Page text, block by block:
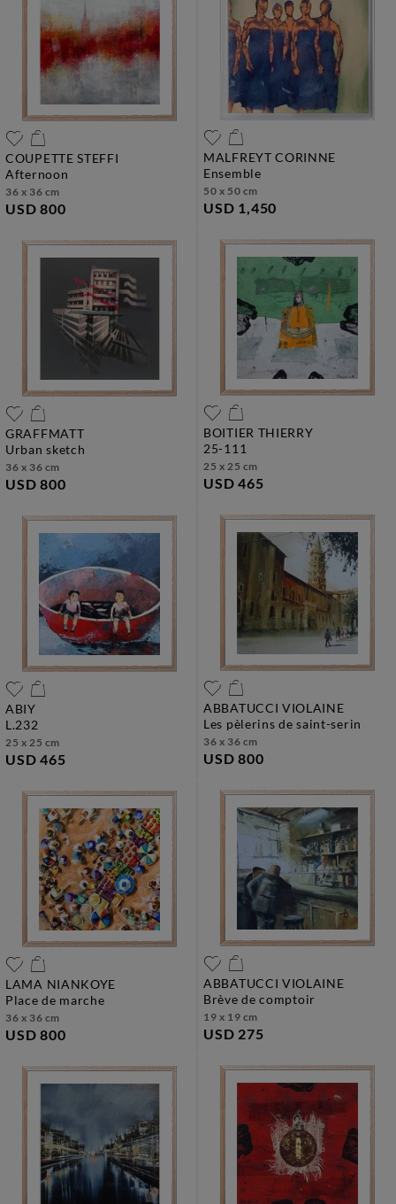
COUPETTE STEFFI
afternoon
36 x 36 cm
USD 800
MALFREYT CORINNE
ensemble
50 x 50 cm
USD 1,450
GRAFFMATT
urban sketch
36 x 36 cm
USD 800
BOITIER THIERRY
25-111
25 x 25 cm
USD 465
ABIY
l.232
25 x 25 cm
USD 465
ABBATUCCI VIOLAINE
les pèlerins de saint-serin
36 x 36 cm
USD 800
LAMA NIANKOYE
place de marche
36 x 36 cm
USD 800
ABBATUCCI VIOLAINE
brève de comptoir
19 x 19 cm
USD 275